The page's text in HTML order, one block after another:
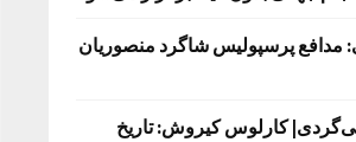
مدافع پرسپولیس شاگرد منصوریان
کارلوس کیروش: تاریخ